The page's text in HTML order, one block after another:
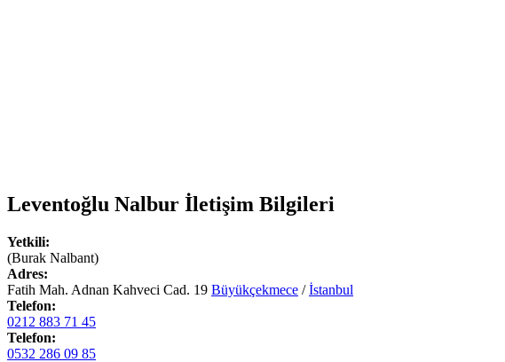
Leventoğlu Nalbur İletişim Bilgileri
Yetkili:
(Burak Nalbant)
Adres:
Fatih Mah. Adnan Kahveci Cad. 19 Büyükçekmece /İstanbul
Telefon:
0212 883 71 45
Telefon:
0532 286 09 85